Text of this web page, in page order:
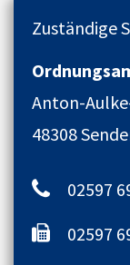
Zuständige
Anton-
48308
02597
02597